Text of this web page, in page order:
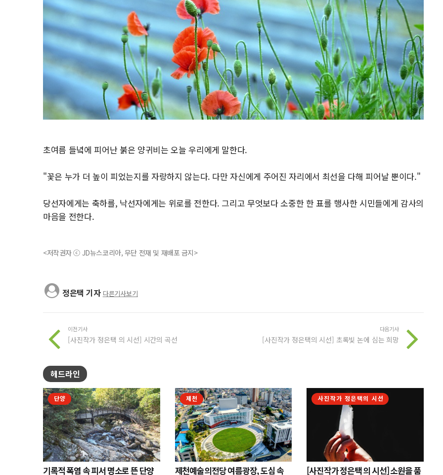
초여름 들녘에 피어난 붉은 양귀비는 오늘 우리에게 말한다.
"꽃은 누가 더 높이 피었는지를 자랑하지 않는다. 다만 자신에게 주어진 자리에서 최선을 다해 피어날 뿐이다."
당선자에게는 축하를, 낙선자에게는 위로를 전한다. 그리고 무엇보다 소중한 한 표를 행사한 시민들에게 감사의
마음을 전한다.
<저작권자 ⓒ JD뉴스코리아, 무단 전재 및 재배포 금지>
정은택 기자 다른기사보기
이전기사
[사진작가 정은택 의 시선] 시간의 곡선
다음기사
[사진작가 정은택의 시선] 초록빛 논에 심는 희망
헤드라인
단양
기록적 폭염 속 피서 명소로 뜬 단양
제천
제천예술의전당 여름광장, 도심 속
사진작가 정은택의 시선
[사진작가 정은택 의 시선] 소원을 품